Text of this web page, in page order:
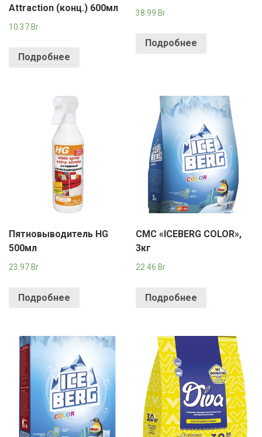
Attraction (конц.) 600мл
10.37 Br
Подробнее
38.99 Br
Подробнее
Пятновыводитель HG
500мл
23.97 Br
Подробнее
СМС «ICEBERG COLOR»,
3кг
22.46 Br
Подробнее